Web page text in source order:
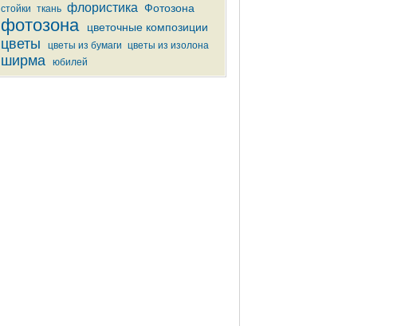
стойки ткань флористика Фотозона
фотозона цветочные композиции
цветы цветы из бумаги цветы из изолона
ширма юбилей